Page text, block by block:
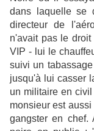
dans laquelle se
directeur de
n'avait pas le
VIP - lui le
suivi un
jusqu'à lui casser
un militaire en
monsieur est
gangster en chef.